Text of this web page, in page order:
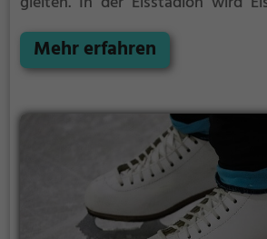
Anfänger können sich mit Laufhilfen
Mehr erfahren